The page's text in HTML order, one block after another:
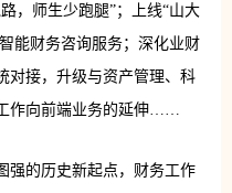
，师生少跑腿”；上线“山大
能财务咨询服务；深化业财
对接，升级与资产管理、科
作向前端业务的延伸……
强的历史新起点，财务工作